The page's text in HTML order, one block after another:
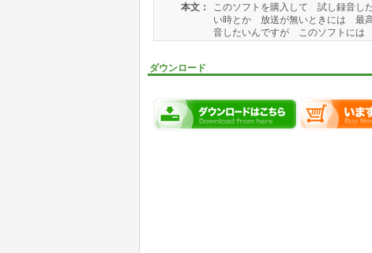
本文：
このソフトを購入して 試し録音
い時とか 放送が無いときには 最
音したいんですが このソフトには
ダウンロード